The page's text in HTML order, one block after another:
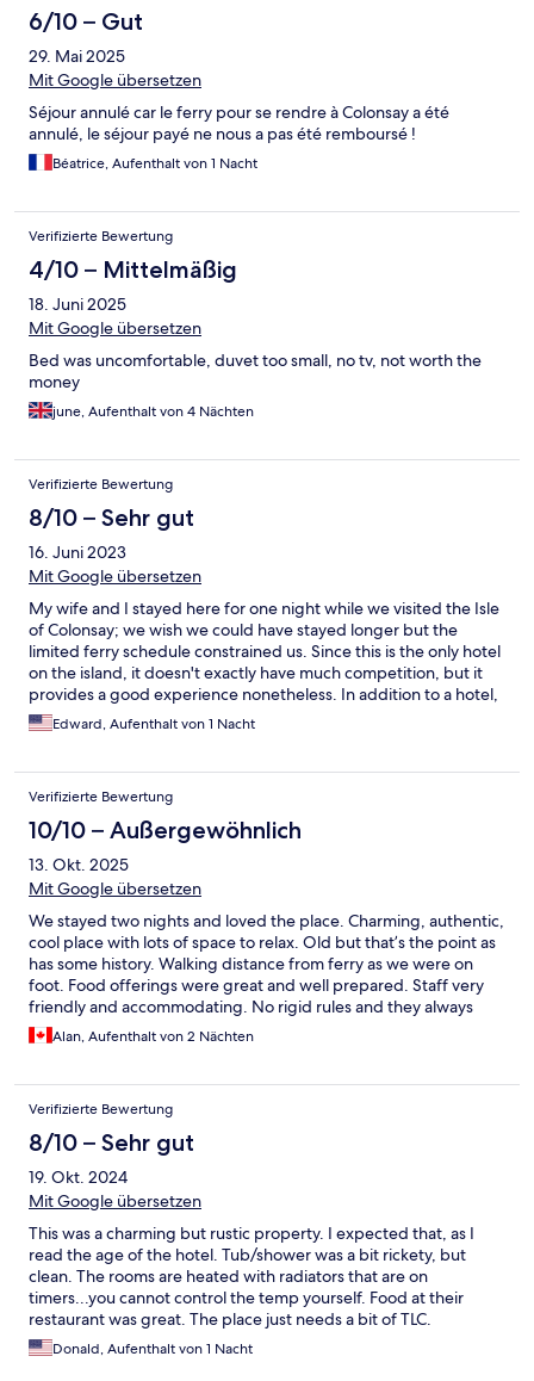
6/10 – Gut
29. Mai 2025
Mit Google übersetzen
Séjour annulé car le ferry pour se rendre à Colonsay a été
annulé, le séjour payé ne nous a pas été remboursé !
Béatrice, Aufenthalt von 1 Nacht
Verifizierte Bewertung
4/10 – Mittelmäßig
18. Juni 2025
Mit Google übersetzen
Bed was uncomfortable, duvet too small, no tv, not worth the
money
june, Aufenthalt von 4 Nächten
Verifizierte Bewertung
8/10 – Sehr gut
16. Juni 2023
Mit Google übersetzen
My wife and I stayed here for one night while we visited the Isle
of Colonsay; we wish we could have stayed longer but the
limited ferry schedule constrained us. Since this is the only hotel
on the island, it doesn't exactly have much competition, but it
provides a good experience nonetheless. In addition to a hotel,
it's a pub, lounge, and restaurant, and there are tables and
chairs set up in the grassy yard. The location is excellent; it's up a
(and some rooms, presumably) a great view over the bay, and
it's within 3 miles of most of the points of interest on the island
(e.g. Kiloran Bay, The Strand/Oronsay). Dinner at the restaurant
was amazing, and the pub features several varieties of gin made
on the island. The rooms can be a little small, but that's
understandable given the age of the building, and they have
our request to store our luggage at the hotel both before and
after our stay, and also let us check out slightly late, since we
arrived on a morning ferry and departed on an evening one.
Edward, Aufenthalt von 1 Nacht
Verifizierte Bewertung
10/10 – Außergewöhnlich
13. Okt. 2025
Mit Google übersetzen
We stayed two nights and loved the place. Charming, authentic,
cool place with lots of space to relax. Old but that’s the point as
has some history. Walking distance from ferry as we were on
foot. Food offerings were great and well prepared. Staff very
friendly and accommodating. No rigid rules and they always
found solutions. Beds comfortable, amenities were good.
Would recommend for sure.
Alan, Aufenthalt von 2 Nächten
Verifizierte Bewertung
8/10 – Sehr gut
19. Okt. 2024
Mit Google übersetzen
This was a charming but rustic property. I expected that, as I
read the age of the hotel. Tub/shower was a bit rickety, but
clean. The rooms are heated with radiators that are on
timers...you cannot control the temp yourself. Food at their
restaurant was great. The place just needs a bit of TLC.
Donald, Aufenthalt von 1 Nacht